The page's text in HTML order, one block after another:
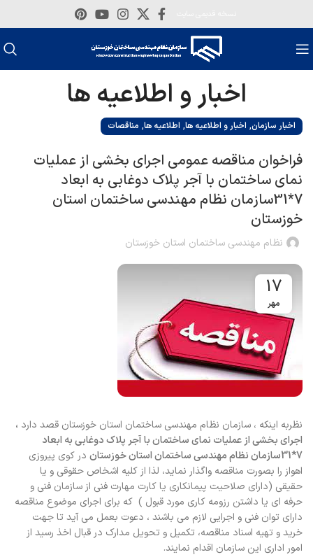
اخبار و اطلاعیه ها
اخبار سازمان, اخبار و اطلاعیه ها, اطلاعیه ها, مناقصات
فراخوان مناقصه عمومی اجرای بخشی از عملیات
نمای ساختمان با آجر پلاک دوغابی به ابعاد
7*31سازمان نظام مهندسی ساختمان استان
خوزستان
نظام مهندسی ساختمان استان خوزستان
17
مهر
نظربه اینکه ، سازمان نظام مهندسی ساختمان استان خوزستان قصد دارد ،
اجرای بخشی از عملیات نمای ساختمان باآجر پلاک دوغابی به ابعاد
7*31سازمان نظام مهندسی ساختمان استان خوزستان
در کوی پیروزی
اهواز را بصورت مناقصه واگذار نماید، لذا از کلیه اشخاص حقوقی و یا
حقیقی (دارای صلاحیت پیمانکاری یا کارت مهارت فنی از سازمان فنی و
حرفه ای یا داشتن رزومه کاری مورد قبول ) که برای اجرای موضوع مناقصه
دارای توان فنی و اجرایی لازم می باشند ، دعوت بعمل می آید تا جهت
خرید و تهیه اسناد مناقصه، تکمیل و تحویل مدارک در قبال اخذ رسید از
امور اداری این سازمان اقدام نمایند.